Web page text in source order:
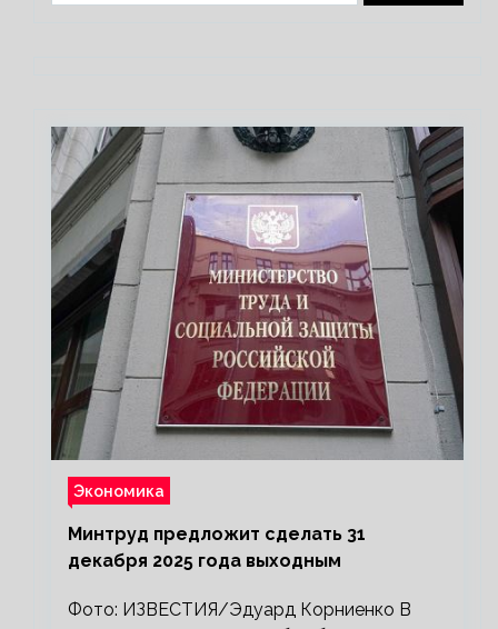
Экономика
Минтруд предложит сделать 31
декабря 2025 года выходным
Фото: ИЗВЕСТИЯ/Эдуард Корниенко В